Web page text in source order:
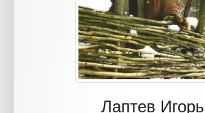
Лаптев Игорь